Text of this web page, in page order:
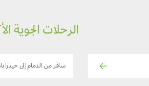
الرحلات الجوية
سافر من الدمام إلى